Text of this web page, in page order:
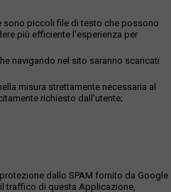
sono piccoli file di testo che possono
più efficiente l'esperienza per
navigando nel sito saranno scaricati
misura strettamente necessaria al
richiesto dall'utente;
dallo SPAM fornito da Google
traffico di questa Applicazione,